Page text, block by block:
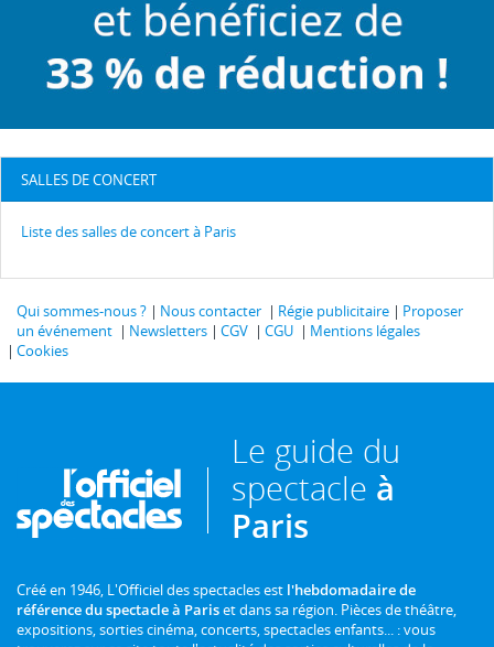
SALLES DE CONCERT
Liste des salles de concert à Paris
Qui sommes-nous ? Nous contacter Régie publicitaire
Proposer
un événement
Newsletters CGV CGU
Mentions légales
Cookies
Le guide du
spectacle à
Paris
Créé en 1946, L'Officiel des spectacles est l'hebdomadaire de
référence du spectacle à Pariset dans sa région. Pièces de théâtre,
expositions, sorties cinéma, concerts, spectacles enfants... : vous